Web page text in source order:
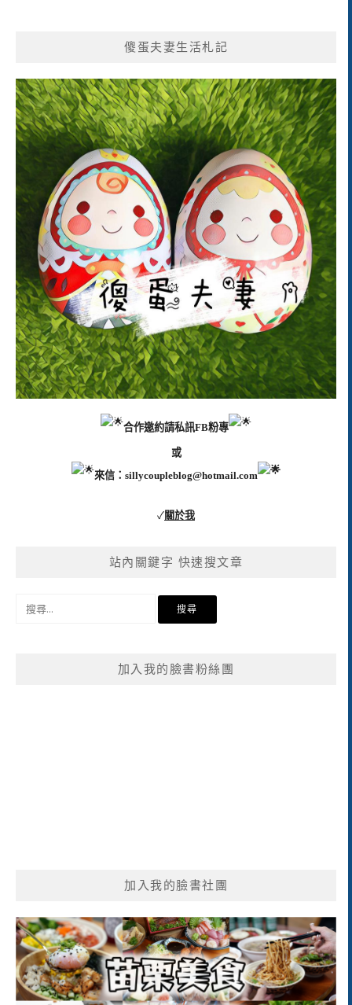
傻蛋夫妻生活札記
合作邀約請私訊FB粉專
或
來信： sillycoupleblog@hotmail.com
✓關於我
站內關鍵字 快速搜文章
加入我的臉書粉絲團
加入我的臉書社團